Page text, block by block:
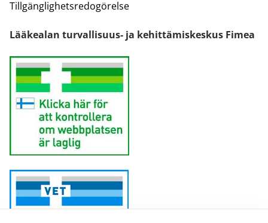
Tillgänglighetsredogörelse
Lääkealan turvallisuus- ja kehittämiskeskus Fimea